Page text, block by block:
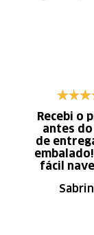
Recebi o
antes
de
fácil